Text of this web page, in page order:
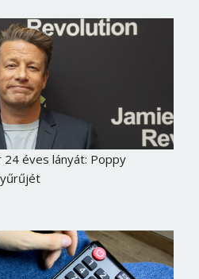
24 éves lányát: Poppy